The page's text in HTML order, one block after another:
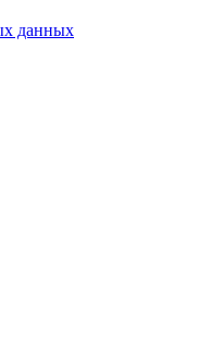
данных